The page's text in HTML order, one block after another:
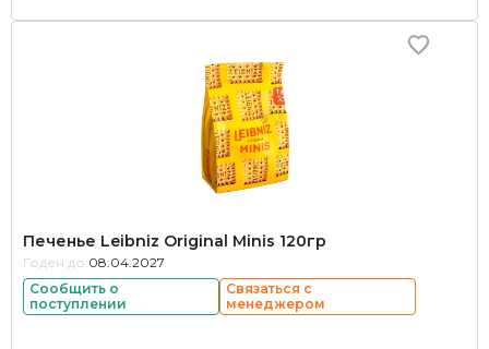
Печенье Leibniz Original Minis 120гр
Годен до: 08.04.2027
Сообщить о
поступлении
Связаться с
менеджером